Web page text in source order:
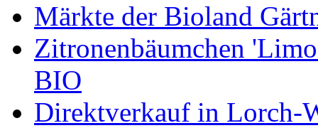
Märkte der Bioland
Zitronenbäumchen
BIO
Direktverkauf in Lorch-